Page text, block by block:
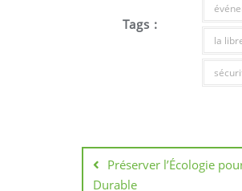
Tags :
la
Navigation
dePréserver l’Écologie
Durable